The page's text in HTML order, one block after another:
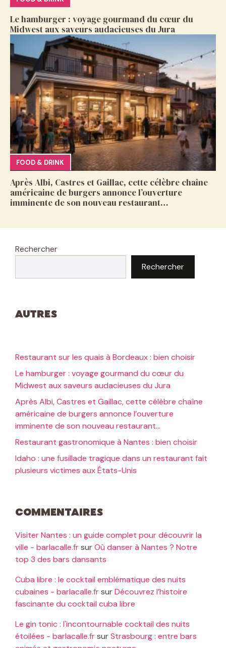
Le hamburger : voyage gourmand du cœur du
Midwest aux saveurs audacieuses du Jura
FOOD & DRINK
Après Albi, Castres et Gaillac, cette célèbre chaîne
américaine de burgers annonce l’ouverture
imminente de son nouveau restaurant…
Rechercher
Rechercher
Autres
Restaurant sur les quais à Bordeaux : bien choisir
Le hamburger : voyage gourmand du cœur du
Midwest aux saveurs audacieuses du Jura
Après Albi, Castres et Gaillac, cette célèbre chaîne
américaine de burgers annonce l’ouverture
imminente de son nouveau restaurant…
Restaurant gastronomique à Nantes : bien choisir
Idaho : une fusillade tragique dans un restaurant fait
plusieurs victimes aux États-Unis
Commentaires
Visiter Nantes : un guide complet pour découvrir la
ville - barlacalle.frsurOù danser à Nantes ? Notre
top 3 des bars dansants
Cuba libre : le cocktail emblématique des nuits
cubaines - barlacalle.frsurDécouvrez l’histoire
fascinante du cocktail cuba libre
Le gin tonic : l'incontournable cocktail des nuits
étoilées - barlacalle.frsurStrasbourg : entre bars